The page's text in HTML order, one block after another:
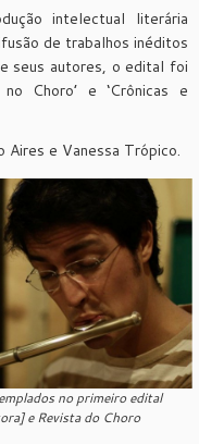
intelectual literária
de trabalhos inéditos
seus autores, o edital foi
Choro’ e ‘Crônicas e
e Vanessa Trópico.
no primeiro edital
e Revista do Choro